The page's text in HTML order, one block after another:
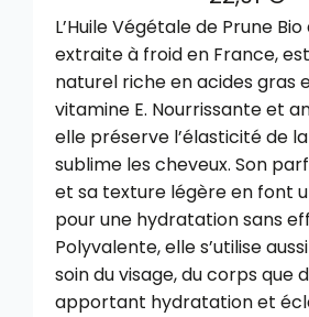
L’Huile Végétale de Prune Bio
extraite à froid en France,
naturel riche en acides gras
vitamine E. Nourrissante et
elle préserve l’élasticité de
sublime les cheveux. Son
et sa texture légère en font
pour une hydratation sans
Polyvalente, elle s’utilise
soin du visage, du corps que
apportant hydratation et